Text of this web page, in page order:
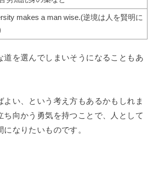
makes a man wise.(逆境は人を賢明に
道を選んでしまいそうになることもあ
よい、という考え方もあるかもしれま
ち向かう勇気を持つことで、人として
なりたいものです。